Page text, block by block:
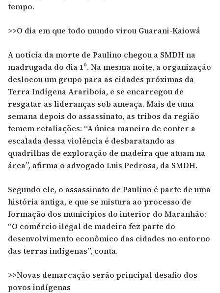
tempo.
>>O dia em que todo mundo virou Guarani-Kaiowá
A notícia da morte de Paulino chegou a SMDH na
madrugada do dia 1º. Na mesma noite, a organização
deslocou um grupo para as cidades próximas da
Terra Indígena Arariboia, e se encarregou de
resgatar as lideranças sob ameaça. Mais de uma
semana depois do assassinato, as tribos da região
temem retaliações: “A única maneira de conter a
escalada dessa violência é desbaratando as
quadrilhas de exploração de madeira que atuam na
área”, afirma o advogado Luis Pedrosa, da SMDH.
Segundo ele, o assassinato de Paulino é parte de uma
história antiga, e que se mistura ao processo de
formação dos municípios do interior do Maranhão:
“O comércio ilegal de madeira fez parte do
desenvolvimento econômico das cidades no entorno
das terras indígenas”, conta.
>>Novas demarcação serão principal desafio dos
povos indígenas